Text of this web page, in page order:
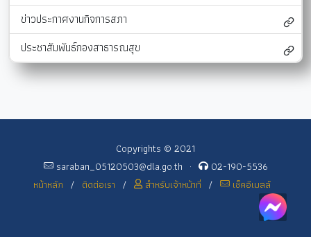
ข่าวประกาศงานกิจการสภา
ประชาสัมพันธ์กองสาธารณสุข
Copyrights © 2021
saraban_05120503@dla.go.th ·
02-190-5536
หน้าหลัก / ติดต่อเรา / สำหรับเจ้าหน้าที่ / เช็คอีเมลล์